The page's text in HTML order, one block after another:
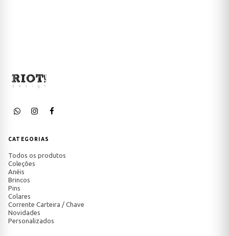
CATEGORIAS
Todos os produtos
Coleções
Anéis
Brincos
Pins
Colares
Corrente Carteira / Chave
Novidades
Personalizados